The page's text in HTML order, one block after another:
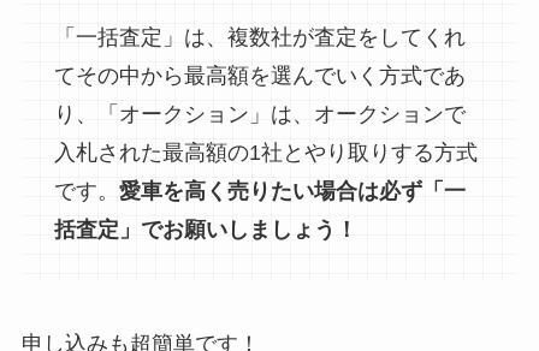
「一括査定」は、複数社が査定をしてくれ
てその中から最高額を選んでいく方式であ
り、「オークション」は、オークションで
入札された最高額の1社とやり取りする方式
です。 愛車を高く売りたい場合は必ず「一
括査定」でお願いしましょう！
申し込みも超簡単です！